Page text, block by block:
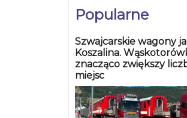
Popularne
Szwajcarskie wagony
Koszalina.
znacząco zwiększy
miejsc